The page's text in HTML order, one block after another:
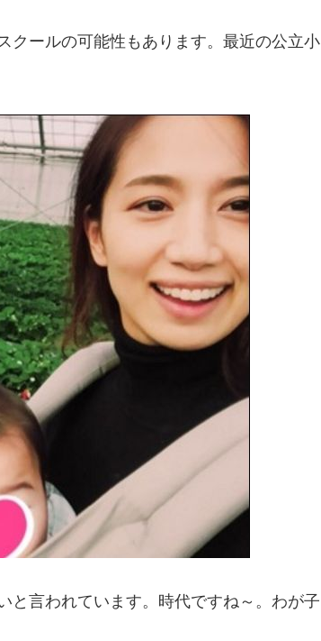
クールの可能性もあります。最近の公立小
と言われています。時代ですね～。わが子